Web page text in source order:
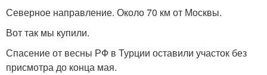
Северное направление. Около 70 км от Москвы.
Вот так мы купили.
Спасение от весны РФ в Турции оставили участок без
присмотра до конца мая.